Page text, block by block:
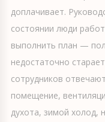
доплачивает.
состоянии люди
выполнить план —
недостаточно
сотрудников
помещение,
духота, зимой холод,